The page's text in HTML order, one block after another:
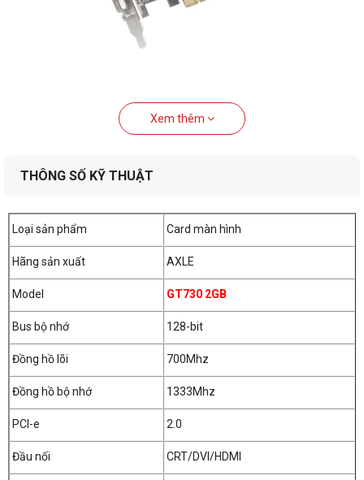
Với chip đồ họa GT730 và bộ nhớ 2GB DDR3 128-Bit, card
này cung cấp hiệu năng đồ họa cơ bản nhưng đủ để xử lý
Thiết Kế Nhỏ Gọn
Thiết kế nhỏ gọn giúp card này phù hợp với nhiều hệ thống
Xem thêm
THÔNG SỐ KỸ THUẬT
Loại sản phẩm Card màn hình
Hãng sản xuất AXLE
Model GT730 2GB
Bus bộ nhớ 128-bit
Đồng hồ lõi 700Mhz
Đồng hồ bộ nhớ 1333Mhz
PCI-e 2.0
Đầu nối CRT/DVI/HDMI